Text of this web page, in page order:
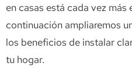
en casas está cada vez más
continuación ampliaremos
los beneficios de instalar
tu hogar.